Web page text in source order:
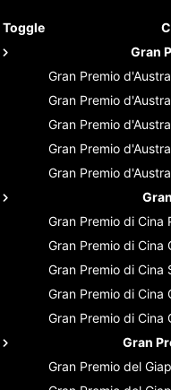
Toggle
Gran
Gran Premio
Gran Premio
Gran Premio
Gran Premio
Gran Premio
Gran Premio di Cina
Gran Premio di Cina
Gran Premio di Cina
Gran Premio di Cina
Gran Premio di Cina
Gran
Gran Premio del